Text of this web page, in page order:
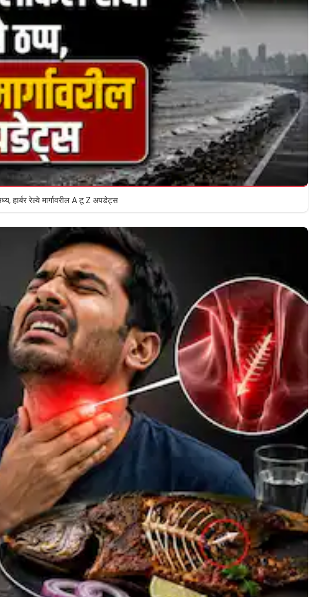
Maharashtra Rain Weather News: मुंबईत मुसळधार, पालघरमध्ये हाहाकार; डहाणू-विरार लोकल सेवा पूर्णपणे ठप्प; पश्चिम, मध्य, हार्बर रेल्वे मार्गावरील A टू Z अपडेट्स